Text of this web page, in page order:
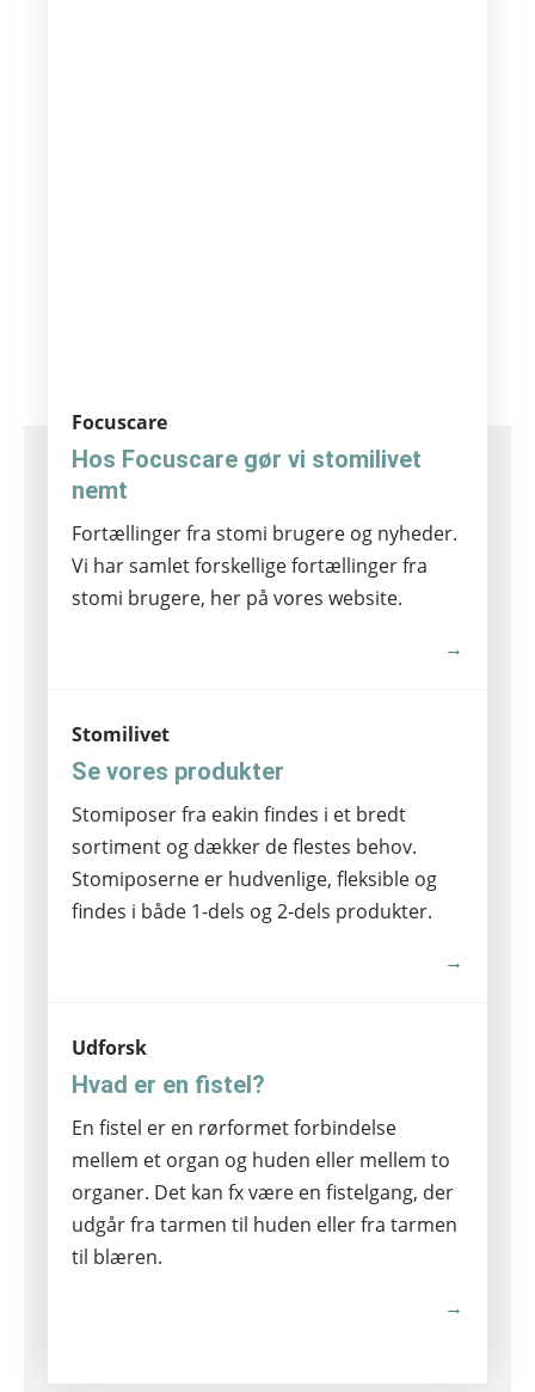
Focuscare
Hos Focuscare gør vi stomilivet
nemt
Fortællinger fra stomi brugere og nyheder.
Vi har samlet forskellige fortællinger fra
stomi brugere, her på vores website.
→
Stomilivet
Se vores produkter
Stomiposer fra eakin findes i et bredt
sortiment og dækker de flestes behov.
Stomiposerne er hudvenlige, fleksible og
findes i både 1-dels og 2-dels produkter.
→
Udforsk
Hvad er en fistel?
En fistel er en rørformet forbindelse
mellem et organ og huden eller mellem to
organer. Det kan fx være en fistelgang, der
udgår fra tarmen til huden eller fra tarmen
til blæren.
→